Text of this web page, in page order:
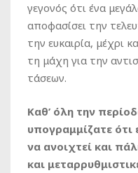
γεγονός ότι ένα
αποφασίσει την
την ευκαιρία, μέχρι
τη μάχη για την
τάσεων.
Καθ’ όλη την
υπογραμμίζατε ότι
να ανοιχτεί και
και